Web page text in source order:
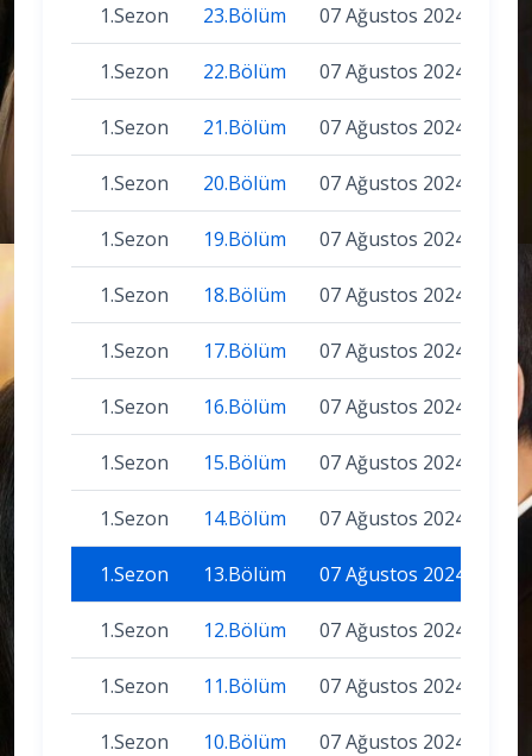
1.Sezon 23.Bölüm 07 Ağustos 2024
1.Sezon 22.Bölüm 07 Ağustos 2024
1.Sezon 21.Bölüm 07 Ağustos 2024
1.Sezon 20.Bölüm 07 Ağustos 2024
1.Sezon 19.Bölüm 07 Ağustos 2024
1.Sezon 18.Bölüm 07 Ağustos 2024
1.Sezon 17.Bölüm 07 Ağustos 2024
1.Sezon 16.Bölüm 07 Ağustos 2024
1.Sezon 15.Bölüm 07 Ağustos 2024
1.Sezon 14.Bölüm 07 Ağustos 2024
1.Sezon 13.Bölüm 07 Ağustos 2024
1.Sezon 12.Bölüm 07 Ağustos 2024
1.Sezon 11.Bölüm 07 Ağustos 2024
1.Sezon 10.Bölüm 07 Ağustos 2024